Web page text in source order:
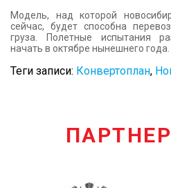
Модель, над которой
сейчас, будет способна
груза. Полетные испытания
начать в октябре нынешнего года.
Теги записи: Конвертоплан,